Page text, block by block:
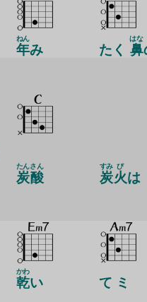
年
ねん
み たく 鼻
はな
炭
たん
酸
さん
炭
すみ
火
び
は
乾
かわ
い て ミ